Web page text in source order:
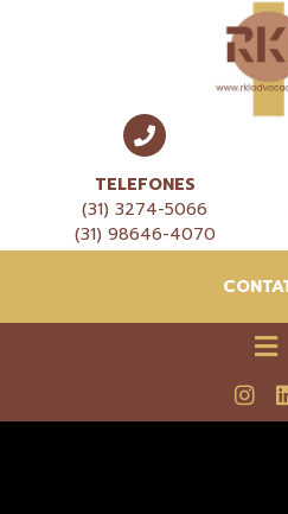
TELEFONES
(31) 3274-5066
(31) 98646-4070